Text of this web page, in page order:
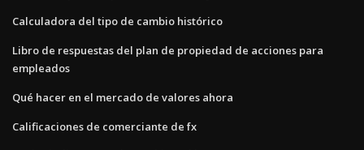
Calculadora del tipo de cambio histórico
Libro de respuestas del plan de propiedad de acciones para
empleados
Qué hacer en el mercado de valores ahora
Calificaciones de comerciante de fx